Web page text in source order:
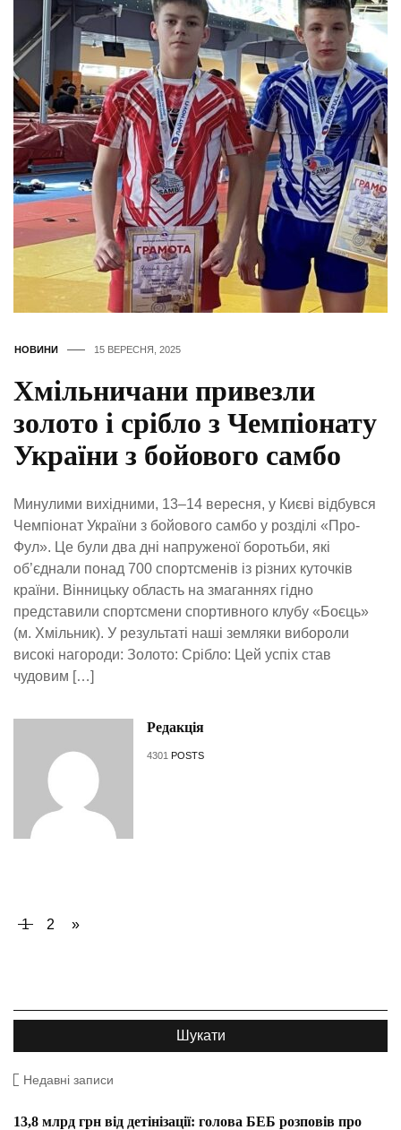
НОВИНИ 15 ВЕРЕСНЯ, 2025
Хмільничани привезли
золото і срібло з Чемпіонату
України з бойового самбо
Минулими вихідними, 13–14 вересня, у Києві відбувся
Чемпіонат України з бойового самбо у розділі «Про-
Фул». Це були два дні напруженої боротьби, які
об’єднали понад 700 спортсменів із різних куточків
країни. Вінницьку область на змаганнях гідно
представили спортсмени спортивного клубу «Боєць»
(м. Хмільник). У результаті наші земляки вибороли
високі нагороди: Золото: Срібло: Цей успіх став
чудовим […]
Редакція
4301 POSTS
1 2 »
Недавні записи
13,8 млрд грн від детінізації: голова БЕБ розповів про